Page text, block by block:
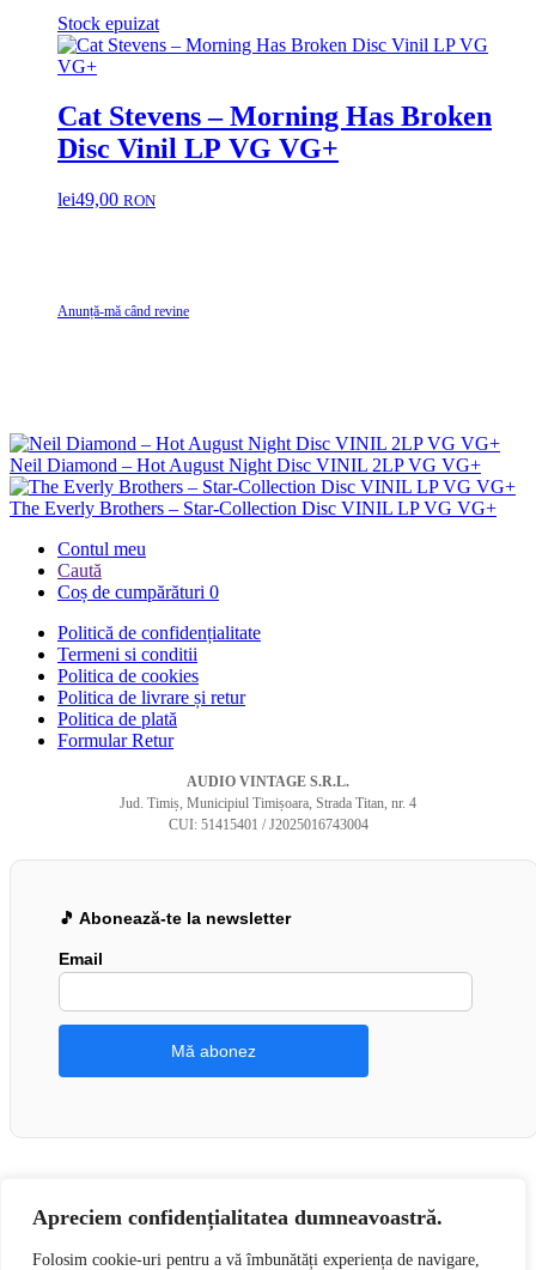
Apreciem confidențialitatea dumneavoastră.
Folosim cookie-uri pentru a vă îmbunătăți experiența de navigare,
Stock epuizat
Cat Stevens – Morning Has Broken
Disc Vinil LP VG VG+
lei49,00 RON
Anunță-mă când revine
Neil Diamond – Hot August Night Disc VINIL 2LP VG VG+
The Everly Brothers – Star-Collection Disc VINIL LP VG VG+
Contul meu
Caută
Coș de cumpărături 0
Politică de confidențialitate
Termeni si conditii
Politica de cookies
Politica de livrare și retur
Politica de plată
Formular Retur
AUDIO VINTAGE S.R.L.
Jud. Timiș, Municipiul Timișoara, Strada Titan, nr. 4
CUI: 51415401 / J2025016743004
🎵 Abonează-te la newsletter
Email
👍 Urmărește-ne pe Facebook